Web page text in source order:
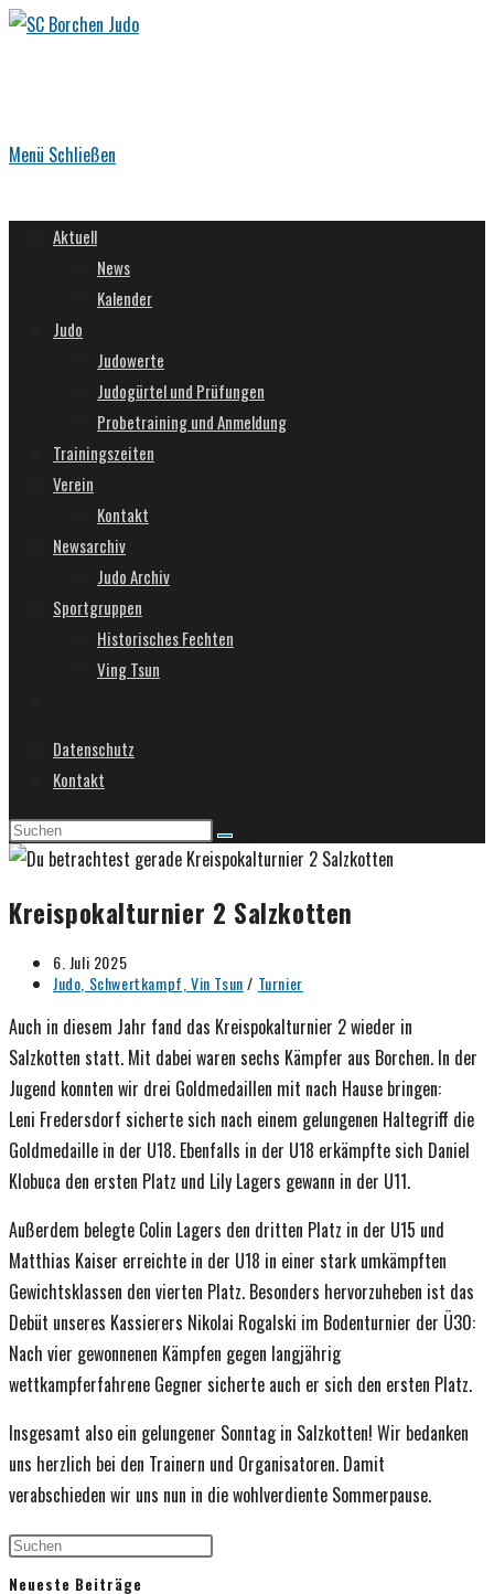
Zum
Menü Schließen
Aktuell
News
Kalender
Judo
Judowerte
Judogürtel und Prüfungen
Probetraining und Anmeldung
Trainingszeiten
Verein
Kontakt
Newsarchiv
Judo Archiv
Sportgruppen
Historisches Fechten
Ving Tsun
umschalten
Datenschutz
Kontakt
Kreispokalturnier 2 Salzkotten
Beitrag
veröffentlicht:
6. Juli 2025
Beitrags-
Judo, Schwertkampf, Vin Tsun / Turnier
Auch in diesem Jahr fand das Kreispokalturnier 2 wieder in
Salzkotten statt. Mit dabei waren sechs Kämpfer aus Borchen. In der
Jugend konnten wir drei Goldmedaillen mit nach Hause bringen:
Leni Fredersdorf sicherte sich nach einem gelungenen Haltegriff die
Goldmedaille in der U18. Ebenfalls in der U18 erkämpfte sich Daniel
Klobuca den ersten Platz und Lily Lagers gewann in der U11.
Außerdem belegte Colin Lagers den dritten Platz in der U15 und
Matthias Kaiser erreichte in der U18 in einer stark umkämpften
Gewichtsklassen den vierten Platz. Besonders hervorzuheben ist das
Debüt unseres Kassierers Nikolai Rogalski im Bodenturnier der Ü30:
Nach vier gewonnenen Kämpfen gegen langjährig
wettkampferfahrene Gegner sicherte auch er sich den ersten Platz.
Insgesamt also ein gelungener Sonntag in Salzkotten! Wir bedanken
uns herzlich bei den Trainern und Organisatoren. Damit
verabschieden wir uns nun in die wohlverdiente Sommerpause.
Neueste Beiträge